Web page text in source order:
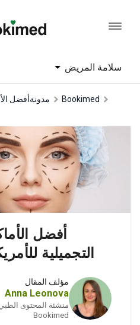
سلامة المريض
Bookimed مدونة
أفضل
التجميلية
مؤلف المقال
Anna Leonova
منشئة المحتوى الطبي
Bookimed